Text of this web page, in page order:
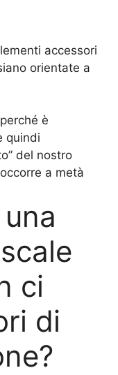
accessori
orientate a
è
quindi
del nostro
a metà
ci
di